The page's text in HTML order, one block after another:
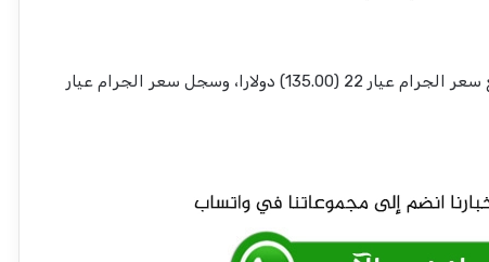
عيار 21 (128.87) دولارا، بينما بلغ سعر الجرام عيار 22 (135.00) دولارا، وسجل سعر الجرام عيار